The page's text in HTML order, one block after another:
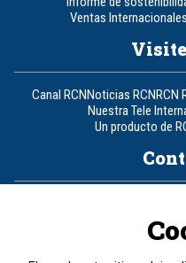
Ventas Internacionales
Canal RCNNoticias RCNRCN
Nuestra Tele
Un producto de